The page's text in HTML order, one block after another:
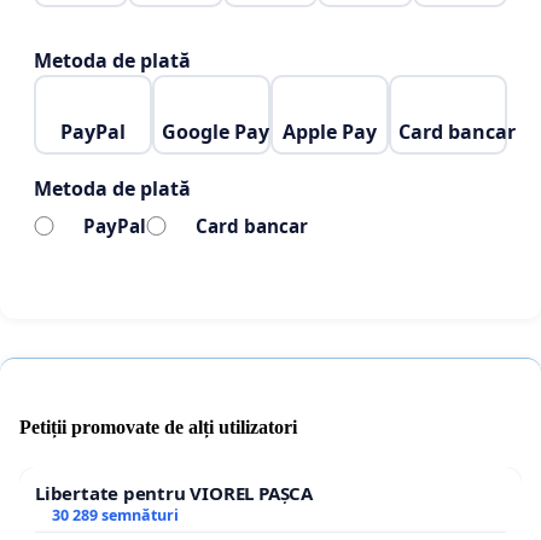
Metoda de plată
PayPal Google Pay Apple Pay Card bancar
Metoda de plată
PayPal Card bancar
Petiții promovate de alți utilizatori
Libertate pentru VIOREL PAȘCA
30 289 semnături